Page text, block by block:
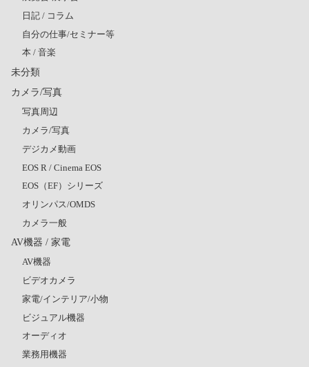
日記 / コラム
自分の仕事/セミナー等
本 / 音楽
未分類
カメラ/写真
写真周辺
カメラ/写真
デジカメ動画
EOS R / Cinema EOS
EOS（EF）シリーズ
オリンパス/OMDS
カメラ一般
AV機器 / 家電
AV機器
ビデオカメラ
家電/インテリア/小物
ビジュアル機器
オーディオ
業務用機器